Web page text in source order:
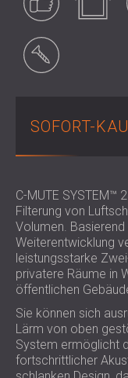
HALLEN
SOFORT-
C-MUTE SYSTEM™
Filterung von
Volumen.
Weiterentwicklung
leistungsstarke
privatere Räume in
öffentlichen
Sie können sich
Lärm von oben
System ermöglicht
fortschrittlicher